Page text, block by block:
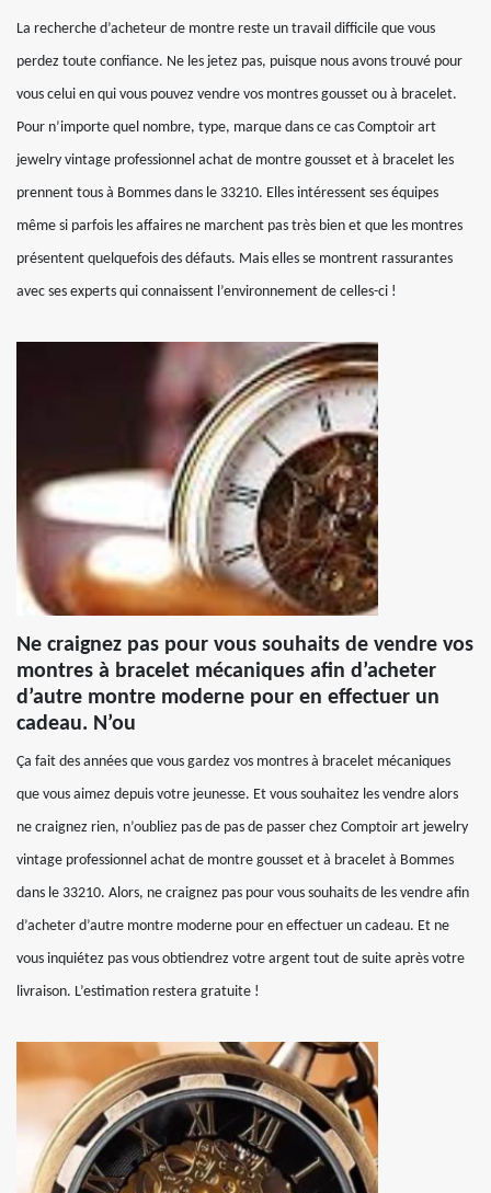
La recherche d’acheteur de montre reste un travail difficile que vous
perdez toute confiance. Ne les jetez pas, puisque nous avons trouvé pour
vous celui en qui vous pouvez vendre vos montres gousset ou à bracelet.
Pour n’importe quel nombre, type, marque dans ce cas Comptoir art
jewelry vintage professionnel achat de montre gousset et à bracelet les
prennent tous à Bommes dans le 33210. Elles intéressent ses équipes
même si parfois les affaires ne marchent pas très bien et que les montres
présentent quelquefois des défauts. Mais elles se montrent rassurantes
avec ses experts qui connaissent l’environnement de celles-ci !
Ne craignez pas pour vous souhaits de vendre vos
montres à bracelet mécaniques afin d’acheter
d’autre montre moderne pour en effectuer un
cadeau. N’ou
Ça fait des années que vous gardez vos montres à bracelet mécaniques
que vous aimez depuis votre jeunesse. Et vous souhaitez les vendre alors
ne craignez rien, n’oubliez pas de pas de passer chez Comptoir art jewelry
vintage professionnel achat de montre gousset et à bracelet à Bommes
dans le 33210. Alors, ne craignez pas pour vous souhaits de les vendre afin
d’acheter d’autre montre moderne pour en effectuer un cadeau. Et ne
vous inquiétez pas vous obtiendrez votre argent tout de suite après votre
livraison. L’estimation restera gratuite !